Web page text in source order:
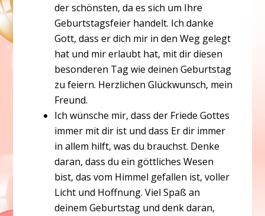
der schönsten, da es sich um Ihre
Geburtstagsfeier handelt. Ich danke
Gott, dass er dich mir in den Weg gelegt
hat und mir erlaubt hat, mit dir diesen
besonderen Tag wie deinen Geburtstag
zu feiern. Herzlichen Glückwunsch, mein
Freund.
Ich wünsche mir, dass der Friede Gottes
immer mit dir ist und dass Er dir immer
in allem hilft, was du brauchst. Denke
daran, dass du ein göttliches Wesen
bist, das vom Himmel gefallen ist, voller
Licht und Hoffnung. Viel Spaß an
deinem Geburtstag und denk daran,